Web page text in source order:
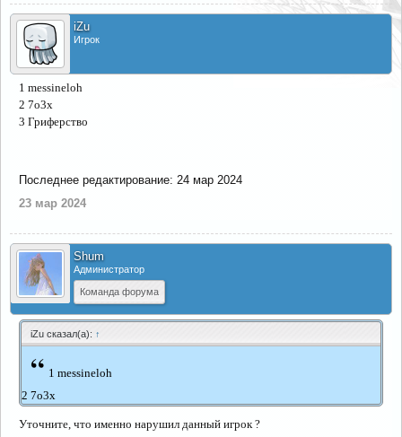
iZu
Игрок
1 messineloh
2 7o3x
3 Гриферство
Последнее редактирование: 24 мар 2024
23 мар 2024
Shum
Администратор
Команда форума
iZu сказал(а): ↑
“ 1 messineloh
2 7o3x
Уточните, что именно нарушил данный игрок ?